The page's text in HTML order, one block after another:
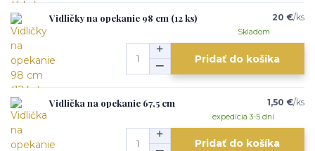
Vidličky na opekanie 98 cm (12 ks) 20 €/ks
Skladom
Pridať do košíka
Vidlička na opekanie 67,5 cm 1,50 €/ks
expedícia 3-5 dní
Pridať do košíka